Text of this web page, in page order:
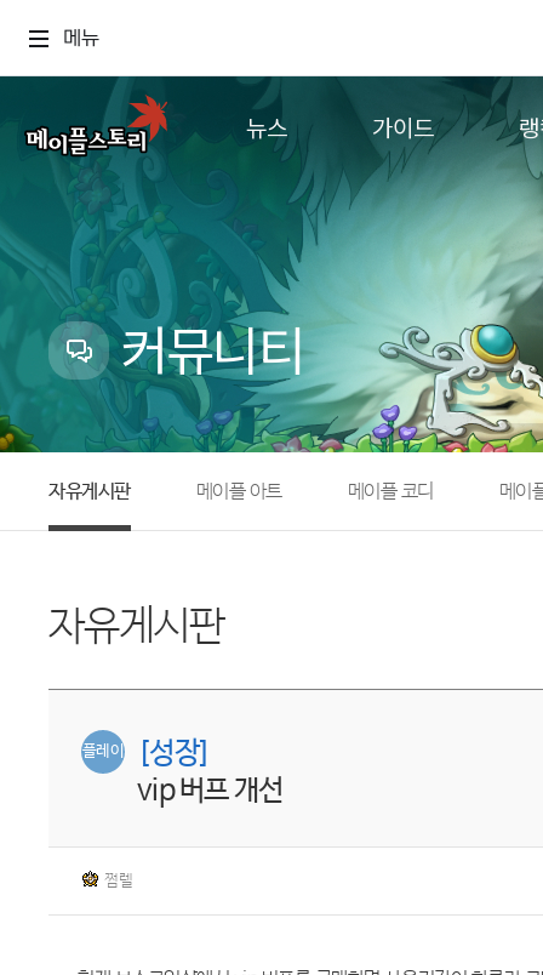
메뉴
뉴스
업데이트
이벤트
캐시샵 공지
메이플 알림판
with maple
가이드
추가정보
컨텐
커뮤니티
자유게시판 메이플 아트 메이플 코디 메이
자유게시판
플레이
[성장]
vip 버프 개선
쩜렐